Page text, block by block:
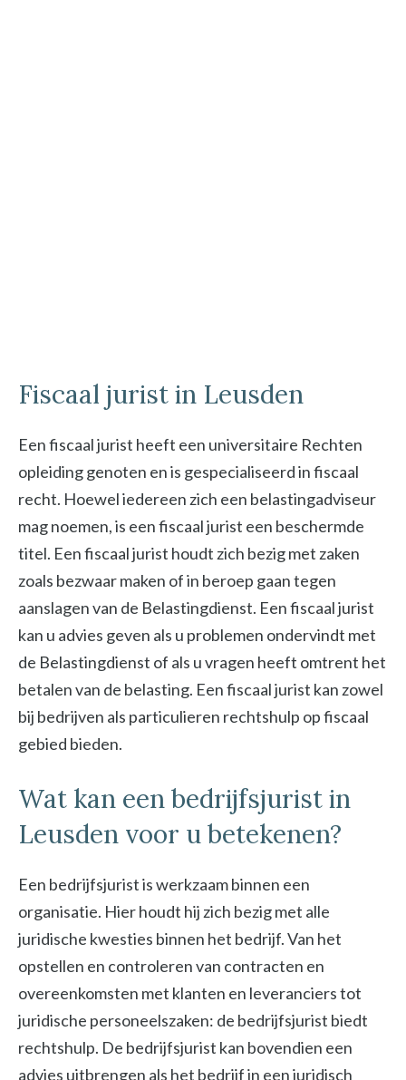
Fiscaal jurist in Leusden
Een fiscaal jurist heeft een universitaire Rechten
opleiding genoten en is gespecialiseerd in fiscaal
recht. Hoewel iedereen zich een belastingadviseur
mag noemen, is een fiscaal jurist een beschermde
titel. Een fiscaal jurist houdt zich bezig met zaken
zoals bezwaar maken of in beroep gaan tegen
aanslagen van de Belastingdienst. Een fiscaal jurist
kan u advies geven als u problemen ondervindt met
de Belastingdienst of als u vragen heeft omtrent het
betalen van de belasting. Een fiscaal jurist kan zowel
bij bedrijven als particulieren rechtshulp op fiscaal
gebied bieden.
Wat kan een bedrijfsjurist in
Leusden voor u betekenen?
Een bedrijfsjurist is werkzaam binnen een
organisatie. Hier houdt hij zich bezig met alle
juridische kwesties binnen het bedrijf. Van het
opstellen en controleren van contracten en
overeenkomsten met klanten en leveranciers tot
juridische personeelszaken: de bedrijfsjurist biedt
rechtshulp. De bedrijfsjurist kan bovendien een
advies uitbrengen als het bedrijf in een juridisch